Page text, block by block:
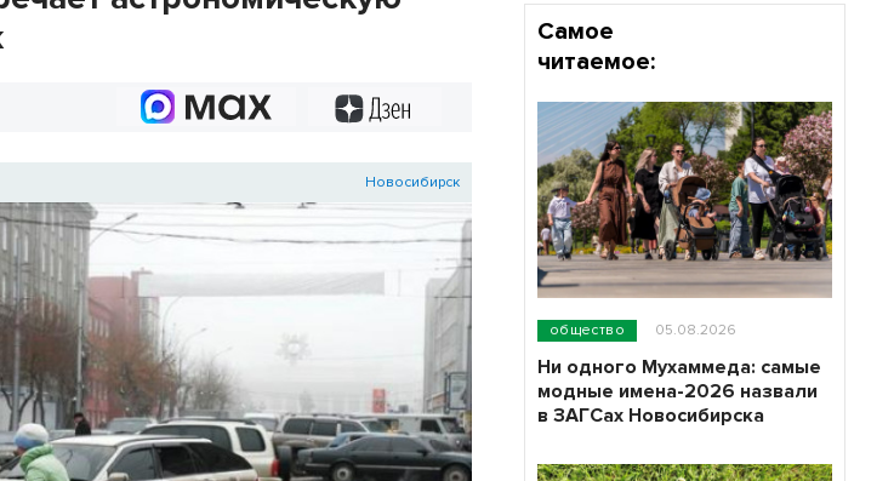
Новосибирск
Самое
читаемое:
общество 05.08.2026
Ни одного Мухаммеда: самые
модные имена-2026 назвали
в ЗАГСах Новосибирска